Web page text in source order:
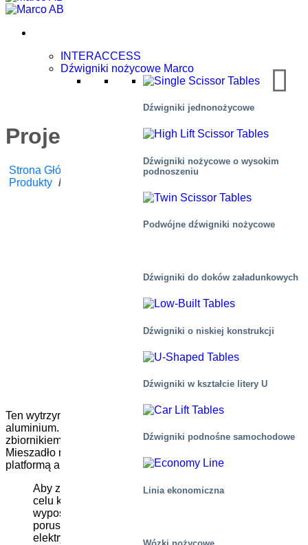
INTERACCESS
Dźwigniki nożycowe Marco
Dźwigniki jednonożycowe
Dźwigniki nożycowe o wysokim
podnoszeniu
Podwójne dźwigniki nożycowe
Dźwigniki do doków załadunkowych
Dźwigniki o niskiej konstrukcji
Dźwigniki w kształcie litery U
Dźwigniki podnośne samochodowe
Linia ekonomiczna
Projekt: Katar
Strona Główna Wiadomości Korporacyjne
Produkty /
Ten wytrzymały stół podnośny będzie używany w hucie
aluminium. Stół podnośnikowy będzie umieszczony pod
zbiornikiem wypełnionym aluminium o dużej wyporności.
Mieszadło magnetyczne zostanie umieszczone pomiędzy
platformą a zbiornikiem, aby utrzymać mieszanie aluminium.
Aby zapewnić elastyczny dostęp do platformy w
celu konserwacji / serwisowania, jest ona
wyposażona w zmotoryzowaną ramę koła, która
porusza się po szynie. Wszystkie urządzenia
elektryczne i hydrauliczne są zaprojektowane do